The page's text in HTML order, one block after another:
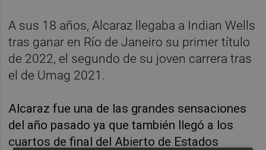
A sus 18 años, Alcaraz llegaba a Indian Wells
tras ganar en Río de Janeiro su primer título
de 2022, el segundo de su joven carrera tras
el de Umag 2021.
Alcaraz fue una de las grandes sensaciones
del año pasado ya que también llegó a los
cuartos de final del Abierto de Estados